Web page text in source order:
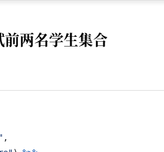
前两名学生集合
,